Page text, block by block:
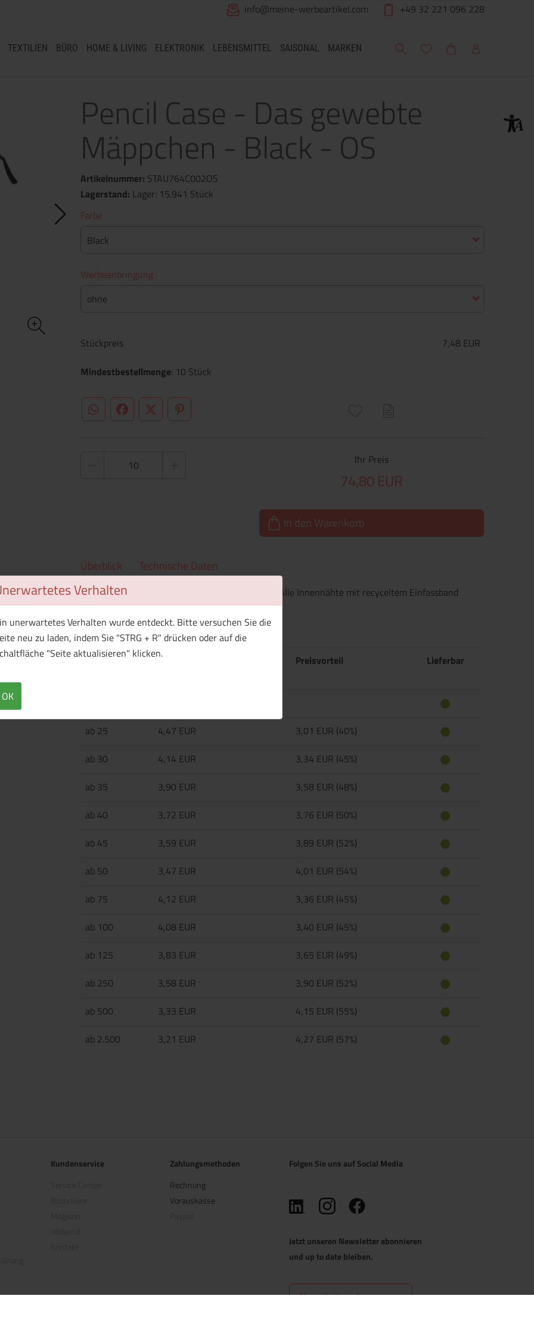
Verhalten
unerwartetes Verhalten wurde entdeckt. Bitte versuchen Sie die
neu zu laden, indem Sie "STRG + R" drücken oder auf die
"Seite aktualisieren" klicken.
OK
info@meine-werbeartikel.com +49 32 221 096 228
TEXTILIEN BÜRO HOME & LIVING ELEKTRONIK LEBENSMITTEL SAISONAL MARKEN Suche Meine Wunschliste
WarenkorbMein Account
Pencil Case - Das gewebte
Mäppchen - Black - OS
Artikelnummer: STAU764C002OS
Lagerstand: Lager: 15.941 Stück
Farbe
Black
Werbeanbringung
ohne
Stückpreis
7,48 EUR
Mindestbestellmenge: 10 Stück
WhatsApp (#[creator\plugin\share\core\structs\SocialSharingServiceSettings]:only_chrome#)
FacebookTwitter (#[creator\plugin\share\core\structs\SocialSharingServiceSettings]:formaly_twitter#)
Pinterest
Ihr Preis
74,80 EUR
In den Warenkorb
Überblick Technische Daten
Nylon-Spiralreißverschluss mit Fischgrät-Zipper Alle Innennähte mit recyceltem Einfassband
versäubert
Menge
Preis / Stück
Preisvorteil Lieferbar
ab 25
4,47 EUR
3,01 EUR (40%)
ab 30
4,14 EUR
3,34 EUR (45%)
ab 35
3,90 EUR
3,58 EUR (48%)
ab 40
3,72 EUR
3,76 EUR (50%)
ab 45
3,59 EUR
3,89 EUR (52%)
ab 50
3,47 EUR
4,01 EUR (54%)
ab 75
4,12 EUR
3,36 EUR (45%)
ab 100
4,08 EUR
3,40 EUR (45%)
ab 125
3,83 EUR
3,65 EUR (49%)
ab 250
3,58 EUR
3,90 EUR (52%)
ab 500
3,33 EUR
4,15 EUR (55%)
ab 2.500
3,21 EUR 4,27 EUR (57%)
Kundenservice
Zahlungsmethoden
Rechnung
Vorauskasse
Folgen Sie uns auf Social Media
(öffnet in neuem Tab)
(öffnet in neuem Tab)
(öffnet in neuem Tab)
Jetzt unseren Newsletter abonnieren
und up to date bleiben.
Newsletter abonnieren